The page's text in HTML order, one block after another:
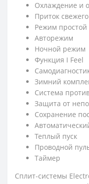
Охлаждение и
Приток
Режим
Авторежим
Ночной режим
Функция I Feel
Зимний
Система
Защита от
Сохранение
Теплый пуск
Проводной
Таймер
Сплит-системы